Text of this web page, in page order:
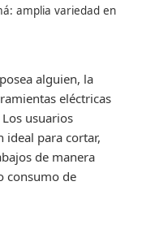
amplia variedad en
alguien, la
eléctricas
usuarios
ideal para cortar,
de manera
consumo de